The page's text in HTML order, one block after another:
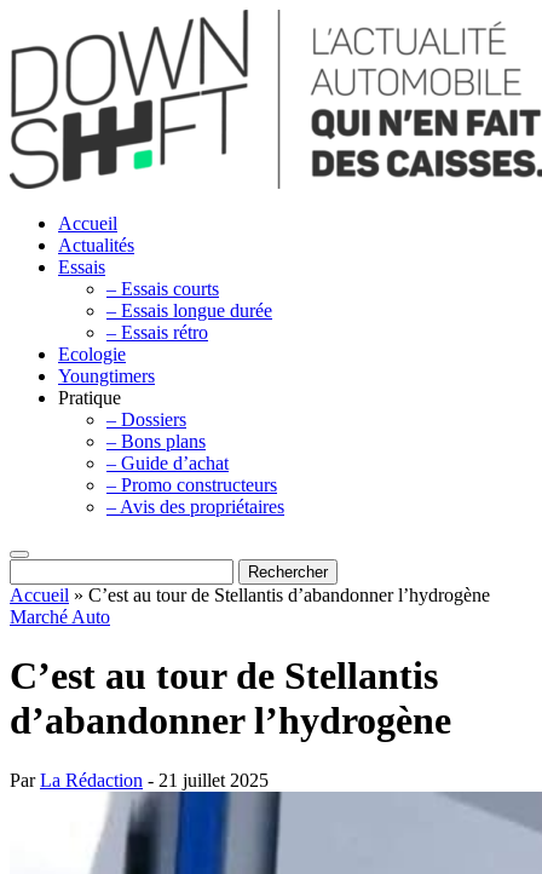
Accueil
Actualités
Essais
– Essais courts
– Essais longue durée
– Essais rétro
Ecologie
Youngtimers
Pratique
– Dossiers
– Bons plans
– Guide d’achat
– Promo constructeurs
– Avis des propriétaires
Accueil » C’est au tour de Stellantis d’abandonner l’hydrogène
Marché Auto
C’est au tour de Stellantis
d’abandonner l’hydrogène
ParLa Rédaction - 21 juillet 2025